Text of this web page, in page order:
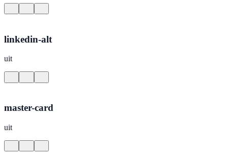
linkedin-alt
uit
master-card
uit